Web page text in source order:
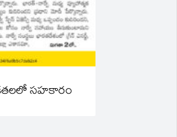
సహకారం